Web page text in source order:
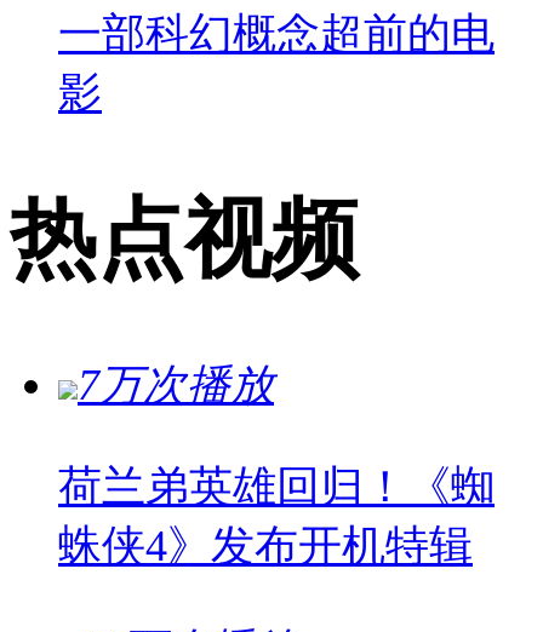
一部科幻概念超前的电
影
热点视频
7万次播放
荷兰弟英雄回归！《蜘
蛛侠4》发布开机特辑